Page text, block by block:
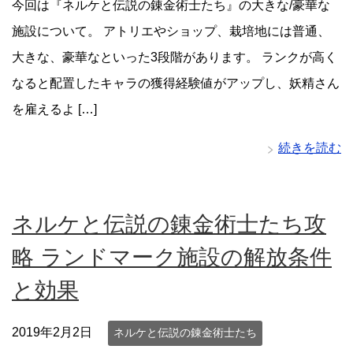
今回は『ネルケと伝説の錬金術士たち』の大きな/豪華な
施設について。 アトリエやショップ、栽培地には普通、
大きな、豪華なといった3段階があります。 ランクが高く
なると配置したキャラの獲得経験値がアップし、妖精さん
を雇えるよ […]
続きを読む
ネルケと伝説の錬金術士たち攻
略 ランドマーク施設の解放条件
と効果
2019年2月2日 ネルケと伝説の錬金術士たち